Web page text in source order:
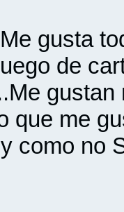
gusta
de
que me
como no